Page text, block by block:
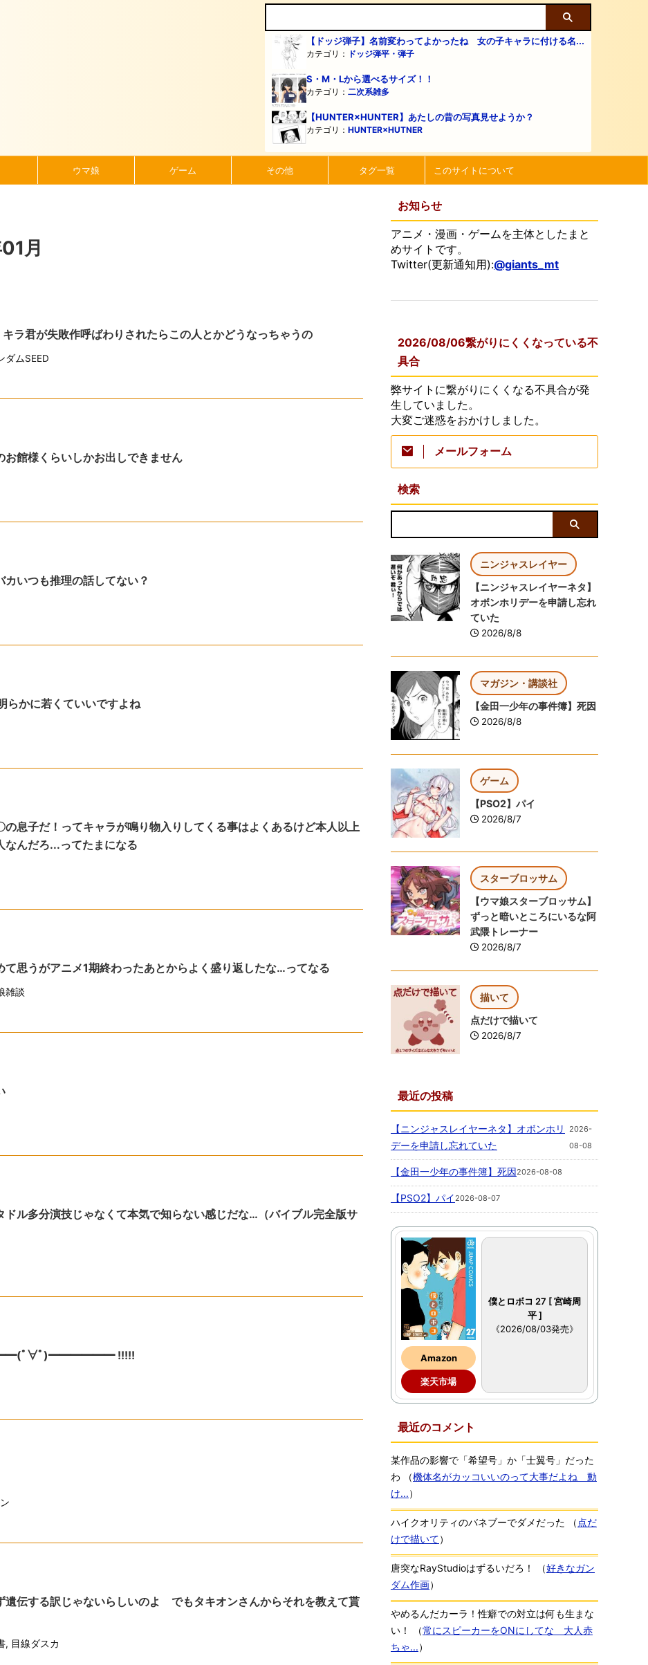
【ドッジ弾子】名前変わってよかったね 女の子キャラに付ける名...
カテゴリ： ドッジ弾平・弾子
S・M・Lから選べるサイズ！！
カテゴリ： 二次系雑多
【HUNTER×HUNTER】あたしの昔の写真見せようか？
カテゴリ： HUNTER×HUTNER
ウマ娘 ゲーム その他 タグ一覧 このサイトについて
月
キラ君が失敗作呼ばわりされたらこの人とかどうなっちゃうの
ダムSEED
お館様くらいしかお出しできません
カいつも推理の話してない？
らかに若くていいですよね
の息子だ！ってキャラが鳴り物入りしてくる事はよくあるけど本人以上
なんだろ...ってたまになる
て思うがアニメ1期終わったあとからよく盛り返したな…ってなる
雑談
ドル多分演技じゃなくて本気で知らない感じだな…（バイブル完全版サ
ﾟ∀ﾟ)━━━━━━ !!!!!
遺伝する訳じゃないらしいのよ でもタキオンさんからそれを教えて貰
, 目線ダスカ
お知らせ
アニメ・漫画・ゲームを主体としたまと
めサイトです。
Twitter(更新通知用):@giants_mt
2026/08/06繋がりにくくなっている不
具合
弊サイトに繋がりにくくなる不具合が発
生していました。
大変ご迷惑をおかけしました。
メールフォーム
検索
ニンジャスレイヤー
【ニンジャスレイヤーネタ】
オボンホリデーを申請し忘れ
ていた
2026/8/8
マガジン・講談社
【金田一少年の事件簿】死因
2026/8/8
ゲーム
【PSO2】パイ
2026/8/7
スターブロッサム
【ウマ娘スターブロッサム】
ずっと暗いところにいるな阿
武隈トレーナー
2026/8/7
描いて
点だけで描いて
2026/8/7
最近の投稿
【ニンジャスレイヤーネタ】オボンホリ
デーを申請し忘れていた
2026-
08-08
【金田一少年の事件簿】死因2026-08-08
【PSO2】パイ2026-08-07
Amazon
楽天市場
僕とロボコ 27 [ 宮崎周
平 ]
《2026/08/03発売》
最近のコメント
某作品の影響で「希望号」か「士翼号」だった
わ
（機体名がカッコいいのって大事だよね 動
け...）
ハイクオリティのバネブーでダメだった （ 点だ
けで描いて）
唐突なRayStudioはずるいだろ！ （好きなガン
ダム作画）
やめるんだカーラ！性癖での対立は何も生まな
い！
（常にスピーカーをONにしてな 大人赤
ちゃ...）